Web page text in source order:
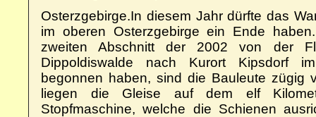
Osterzgebirge.In diesem Jahr dürfte das
im oberen Osterzgebirge ein Ende
zweiten Abschnitt der 2002 von der
Dippoldiswalde nach Kurort Kipsdorf
begonnen haben, sind die Bauleute zügig
liegen die Gleise auf dem elf
Stopfmaschine, welche die Schienen